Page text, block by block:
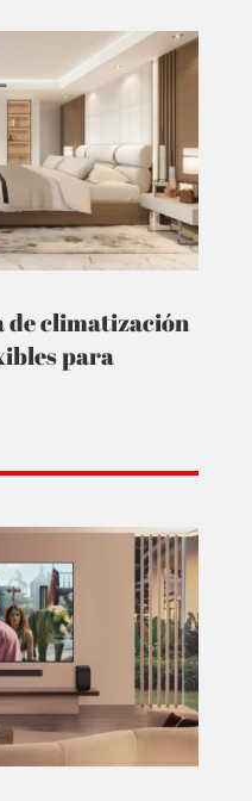
de climatización
para